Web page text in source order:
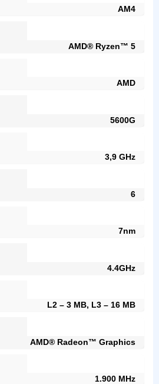
AM4
AMD® Ryzen™ 5
AMD
5600G
3,9 GHz
6
7nm
4.4GHz
L2 – 3 MB, L3 – 16 MB
AMD® Radeon™ Graphics
1.900 MHz